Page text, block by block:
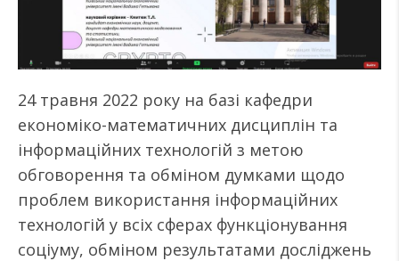
24 травня 2022 року на базі кафедри
економіко-математичних дисциплін та
інформаційних технологій з метою
обговорення та обміном думками щодо
проблем використання інформаційних
технологій у всіх сферах функціонування
соціуму, обміном результатами досліджень